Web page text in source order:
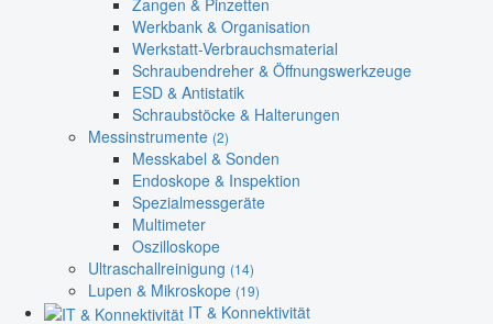
Werkbank & Organisation
Werkstatt-Verbrauchsmaterial
Schraubendreher & Öffnungswerkzeuge
ESD & Antistatik
Schraubstöcke & Halterungen
Messinstrumente (2)
Messkabel & Sonden
Endoskope & Inspektion
Spezialmessgeräte
Multimeter
Oszilloskope
Ultraschallreinigung (14)
Lupen & Mikroskope (19)
IT & Konnektivität